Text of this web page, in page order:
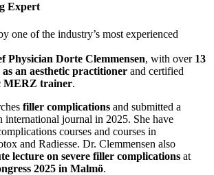
Expert
one of the industry’s most experienced
Physician Dorte Clemmensen, with over 13
as an aesthetic practitioner and certified
MERZ trainer.
filler complications and submitted a
international journal in 2025. She have
courses and courses in
and Radiesse. Dr. Clemmensen also
lecture on severe filler complications at
2025 in Malmö.